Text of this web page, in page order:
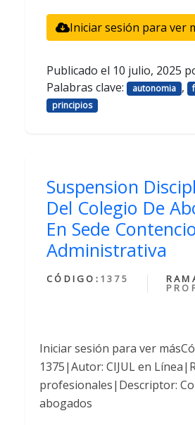
Iniciar sesión para ver
Publicado el 10 julio, 2025
Palabras clave:
autonomia ,
principios
Suspension
Del Colegio De
En Sede
Administrativa
CÓDIGO: 1375
Iniciar sesión para ver
1375|Autor: CIJUL en
profesionales|Descriptor:
abogados